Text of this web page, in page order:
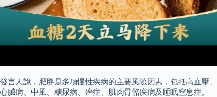
發言人說，肥胖是多項慢性疾病的主要風險因素，包括高血壓、
心臟病、中風、糖尿病、癌症、肌肉骨骼疾病及睡眠窒息症。